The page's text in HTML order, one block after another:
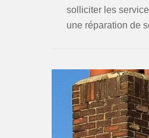
solliciter les
une réparation de